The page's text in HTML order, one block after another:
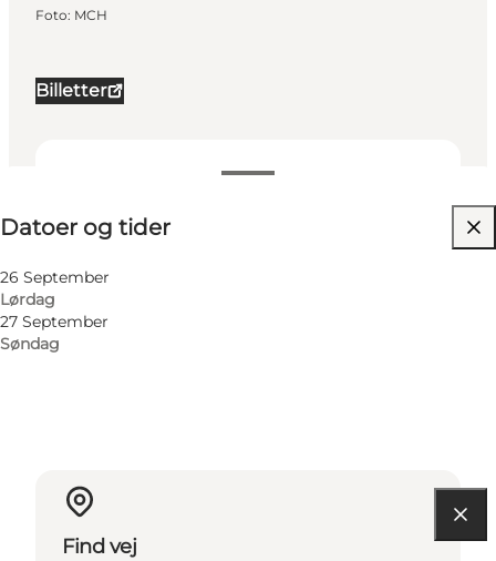
Billetter
Datoer og tider
26 September
Lørdag
27 September
Søndag
Besøg hjemmeside
Min virksomhed, Mig selv, Min partner, Venner,
Foto: MCH
Find vej